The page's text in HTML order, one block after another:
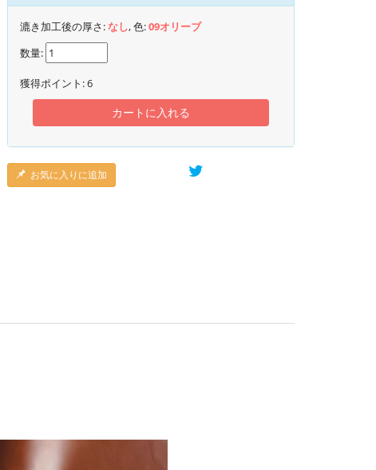
漉き加工後の厚さ:なし, 色:09オリーブ
数量:
獲得ポイント:6
カートに入れる
お気に入りに追加